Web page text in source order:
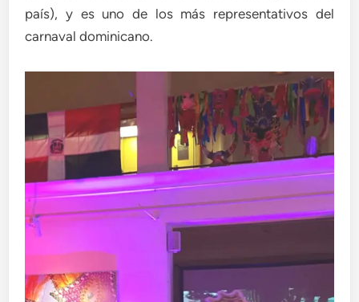
país), y es uno de los más representativos del
carnaval dominicano.